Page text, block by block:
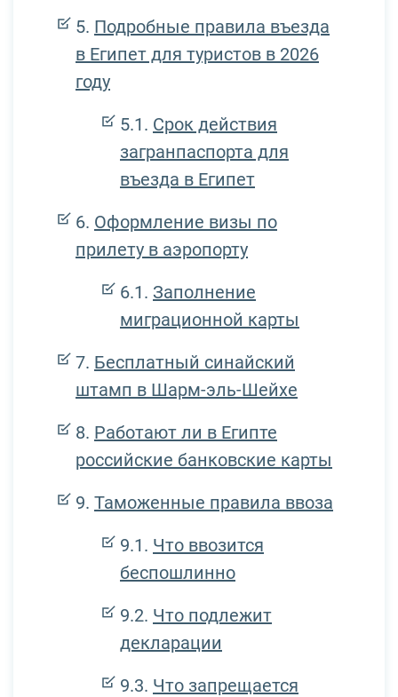
Подробные правила въезда
в Египет для туристов в 2026
году
Срок действия
загранпаспорта для
въезда в Египет
Оформление визы по
прилету в аэропорту
Заполнение
миграционной карты
Бесплатный синайский
штамп в Шарм-эль-Шейхе
Работают ли в Египте
российские банковские карты
Таможенные правила ввоза
Что ввозится
беспошлинно
Что подлежит
декларации
Что запрещается